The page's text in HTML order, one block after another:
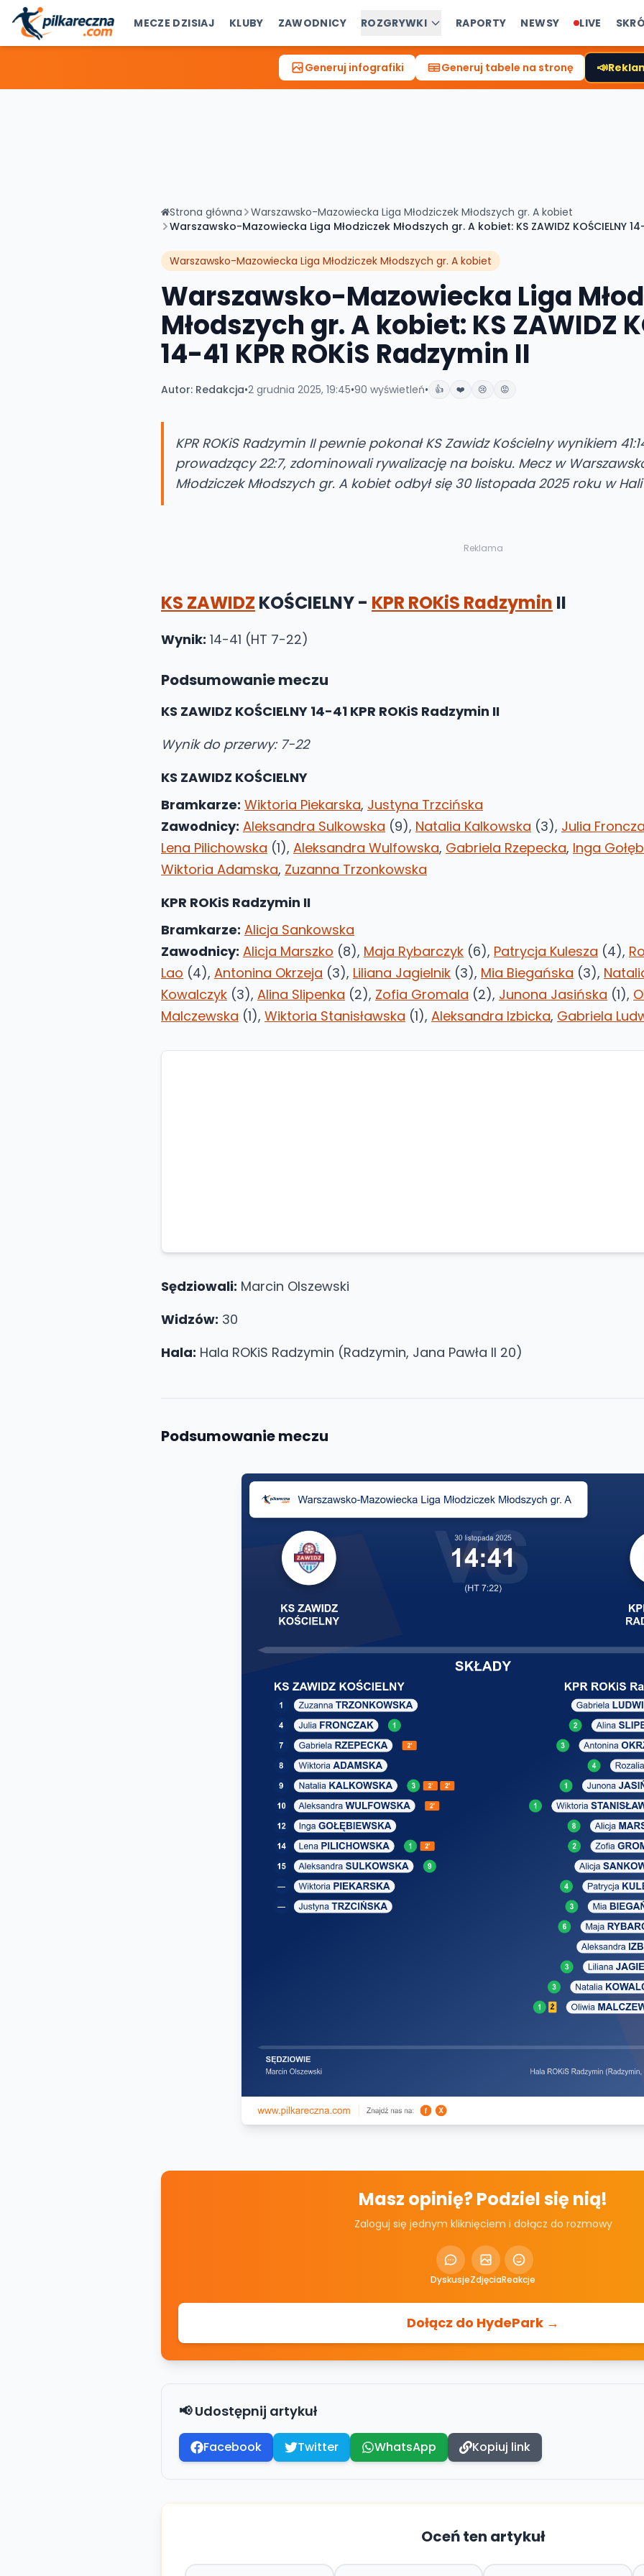
MECZE DZISIAJ KLUBY ZAWODNICY ROZGRYWKI RAPORTY NEWSY LIVE
Generuj infografiki Generuj tabele na stronę 📣
Strona główna
Warszawsko-Mazowiecka Liga Młodziczek Młodszych gr. A kobiet
Warszawsko-Mazowiecka Liga Młodziczek Młodszych gr. A kobiet: KS ZAWIDZ KOŚCIELNY
Warszawsko-Mazowiecka Liga Młodziczek Młodszych gr. A kobiet
Warszawsko-Mazowiecka Liga
Młodszych gr. A kobiet: KS ZAWIDZ
14-41 KPR ROKiS Radzymin II
Autor: Redakcja•2 grudnia 2025, 19:45•90 wyświetleń• 👍 ❤️ 😢 😡
KPR ROKiS Radzymin II pewnie pokonał KS Zawidz Kościelny wynikiem
prowadzący 22:7, zdominowali rywalizację na boisku. Mecz w
Młodziczek Młodszych gr. A kobiet odbył się 30 listopada 2025 roku w Hali
Reklama
KS ZAWIDZ KOŚCIELNY - KPR ROKiS Radzymin II
Wynik: 14-41 (HT 7-22)
Podsumowanie meczu
KS ZAWIDZ KOŚCIELNY 14-41 KPR ROKiS Radzymin II
Wynik do przerwy: 7-22
KS ZAWIDZ KOŚCIELNY
Bramkarze: Wiktoria Piekarska, Justyna Trzcińska
Zawodnicy: Aleksandra Sulkowska (9), Natalia Kalkowska (3), Julia
Lena Pilichowska (1), Aleksandra Wulfowska, Gabriela Rzepecka, Inga
Wiktoria Adamska, Zuzanna Trzonkowska
KPR ROKiS Radzymin II
Bramkarze: Alicja Sankowska
Zawodnicy: Alicja Marszko (8), Maja Rybarczyk (6), Patrycja Kulesza (4),
Lao (4), Antonina Okrzeja (3), Liliana Jagielnik (3), Mia Biegańska (3),
Kowalczyk (3), Alina Slipenka (2), Zofia Gromala (2), Junona Jasińska (1),
Malczewska (1), Wiktoria Stanisławska (1), Aleksandra Izbicka, Gabriela
Sędziowali: Marcin Olszewski
Widzów: 30
Hala: Hala ROKiS Radzymin (Radzymin, Jana Pawła II 20)
Podsumowanie meczu
Masz opinię? Podziel się nią!
Zaloguj się jednym kliknięciem i dołącz do rozmowy
DyskusjeZdjęciaReakcje
Dołącz do HydePark →
📢 Udostępnij artykuł
Facebook Twitter WhatsApp Kopiuj link
Oceń ten artykuł